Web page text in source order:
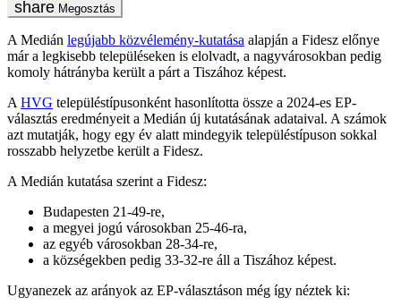
Megosztás
A Medián legújabb közvélemény-kutatása alapján a Fidesz előnye
már a legkisebb településeken is elolvadt, a nagyvárosokban pedig
komoly hátrányba került a párt a Tiszához képest.
A HVG településtípusonként hasonlította össze a 2024-es EP-
választás eredményeit a Medián új kutatásának adataival. A számok
azt mutatják, hogy egy év alatt mindegyik településtípuson sokkal
rosszabb helyzetbe került a Fidesz.
A Medián kutatása szerint a Fidesz:
Budapesten 21-49-re,
a megyei jogú városokban 25-46-ra,
az egyéb városokban 28-34-re,
a községekben pedig 33-32-re áll a Tiszához képest.
Ugyanezek az arányok az EP-választáson még így néztek ki: